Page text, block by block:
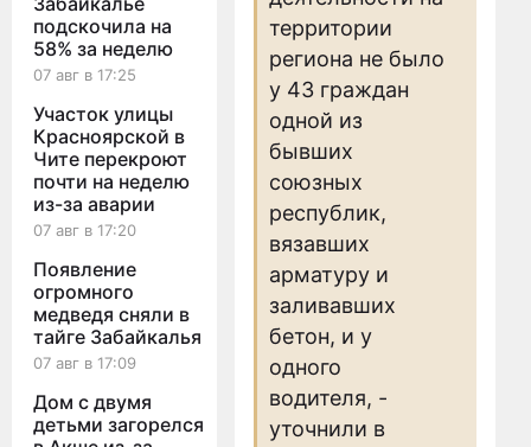
подскочила на
58% за неделю
07 авг в 17:25
Участок улицы
Красноярской в
Чите перекроют
почти на неделю
из-за аварии
07 авг в 17:20
Появление
огромного
медведя сняли в
тайге Забайкалья
07 авг в 17:09
Дом с двумя
детьми загорелся
территории
региона не было
у 43 граждан
одной из
бывших
союзных
республик,
вязавших
арматуру и
заливавших
бетон, и у
одного
водителя, -
уточнили в